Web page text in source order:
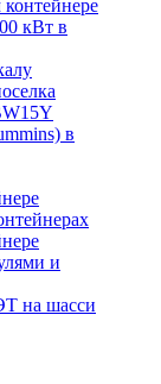
кВт в
в
и
на шасси